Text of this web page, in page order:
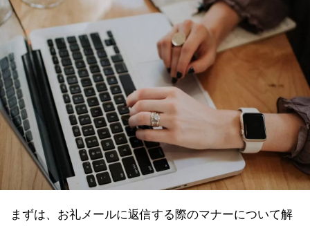
まずは、お礼メールに返信する際のマナーについて解